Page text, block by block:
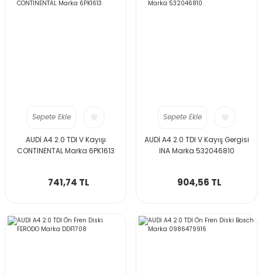
Sepete Ekle
AUDİ A4 2.0 TDI V Kayışı
CONTINENTAL Marka 6PK1613
741,74 TL
Sepete Ekle
AUDİ A4 2.0 TDI V Kayış Gergisi
INA Marka 532046810
904,56 TL